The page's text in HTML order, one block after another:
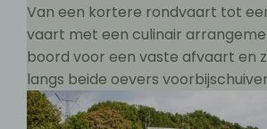
Van een kortere rondvaart tot
vaart met een culinair
boord voor een vaste afvaart en
langs beide oevers